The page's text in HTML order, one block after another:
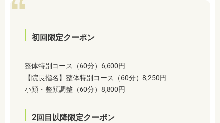
初回限定クーポン
整体特別コース（60分）6,600円
【院長指名】整体特別コース（60分）8,250円
小顔・整顔調整（60分）8,800円
2回目以降限定クーポン